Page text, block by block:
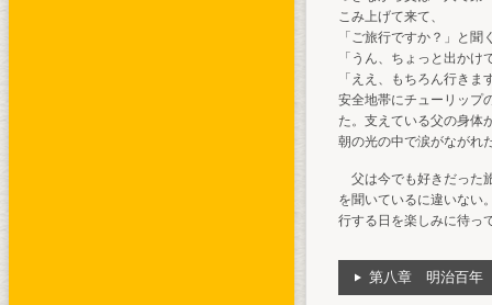
こみ上げて来て、
「ご旅行ですか？」と聞
「うん、ちょっと出か
「ええ、もちろん行き
安全地帯にチューリップ
た。支えている父の身体
朝の光の中で涙がながれ
父は今でも好きだった
を聞いているに違いない
行する日を楽しみに待っ
第八章 明治百年